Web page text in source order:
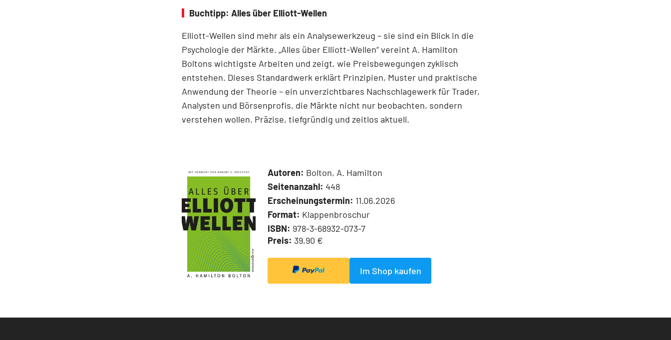
Buchtipp: Alles über Elliott-Wellen
Elliott-Wellen sind mehr als ein Analysewerkzeug – sie sind ein Blick in die
Psychologie der Märkte. „Alles über Elliott-Wellen“ vereint A. Hamilton
Boltons wichtigste Arbeiten und zeigt, wie Preisbewegungen zyklisch
entstehen. Dieses Standardwerk erklärt Prinzipien, Muster und praktische
Anwendung der Theorie – ein unverzichtbares Nachschlagewerk für Trader,
Analysten und Börsenprofis, die Märkte nicht nur beobachten, sondern
verstehen wollen. Präzise, tiefgründig und zeitlos aktuell.
Autoren: Bolton, A. Hamilton
Seitenanzahl: 448
Erscheinungstermin: 11.06.2026
Format: Klappenbroschur
ISBN: 978-3-68932-073-7
Preis: 39,90 €
Im Shop kaufen